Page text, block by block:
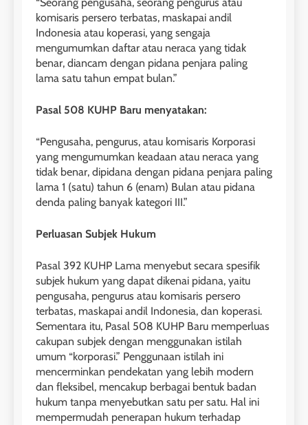
komisaris persero terbatas, maskapai andil
Indonesia atau koperasi, yang sengaja
mengumumkan daftar atau neraca yang tidak
benar, diancam dengan pidana penjara paling
lama satu tahun empat bulan.”
Pasal 508 KUHP Baru menyatakan:
“Pengusaha, pengurus, atau komisaris Korporasi
yang mengumumkan keadaan atau neraca yang
tidak benar, dipidana dengan pidana penjara paling
lama 1 (satu) tahun 6 (enam) Bulan atau pidana
denda paling banyak kategori III.”
Perluasan Subjek Hukum
Pasal 392 KUHP Lama menyebut secara spesifik
subjek hukum yang dapat dikenai pidana, yaitu
pengusaha, pengurus atau komisaris persero
terbatas, maskapai andil Indonesia, dan koperasi.
Sementara itu, Pasal 508 KUHP Baru memperluas
cakupan subjek dengan menggunakan istilah
umum “korporasi.” Penggunaan istilah ini
mencerminkan pendekatan yang lebih modern
dan fleksibel, mencakup berbagai bentuk badan
hukum tanpa menyebutkan satu per satu. Hal ini
mempermudah penerapan hukum terhadap